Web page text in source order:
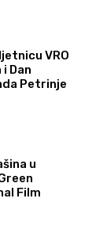
VRO
i Dan
Petrinje
u
Film